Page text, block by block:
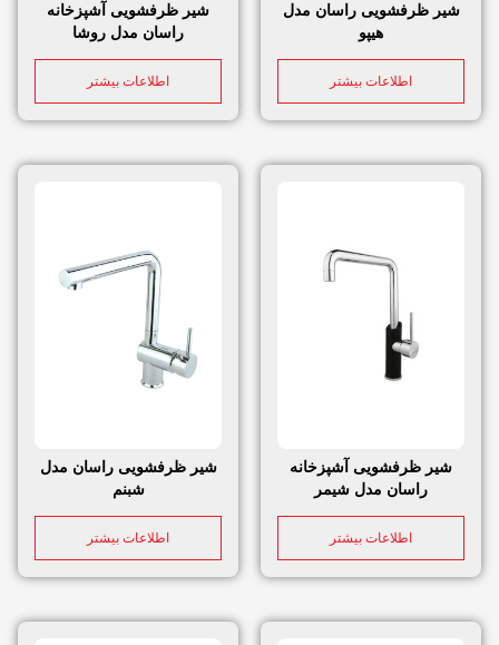
شیر ظرفشویی راسان مدل
هیپو
اطلاعات بیشتر
شیر ظرفشویی آشپزخانه
راسان مدل روشا
اطلاعات بیشتر
شیر ظرفشویی آشپزخانه
راسان مدل شیمر
اطلاعات بیشتر
شیر ظرفشویی راسان مدل
شبنم
اطلاعات بیشتر